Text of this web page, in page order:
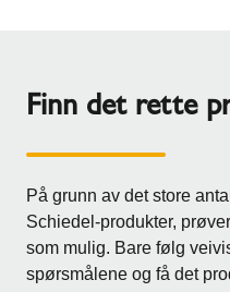
Finn det rette
På grunn av det store
Schiedel-produkter,
som mulig. Bare følg
spørsmålene og få det